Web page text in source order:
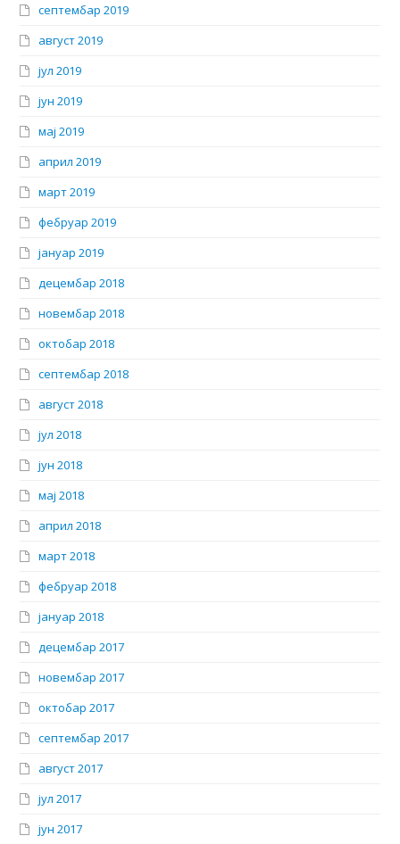
септембар 2019
август 2019
јул 2019
јун 2019
мај 2019
април 2019
март 2019
фебруар 2019
јануар 2019
децембар 2018
новембар 2018
октобар 2018
септембар 2018
август 2018
јул 2018
јун 2018
мај 2018
април 2018
март 2018
фебруар 2018
јануар 2018
децембар 2017
новембар 2017
октобар 2017
септембар 2017
август 2017
јул 2017
јун 2017